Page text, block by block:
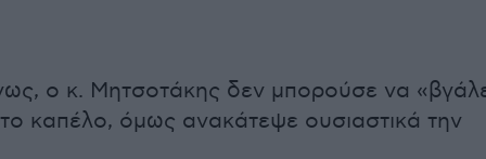
ο κ. Μητσοτάκης δεν μπορούσε να
καπέλο, όμως ανακάτεψε ουσιαστικά την